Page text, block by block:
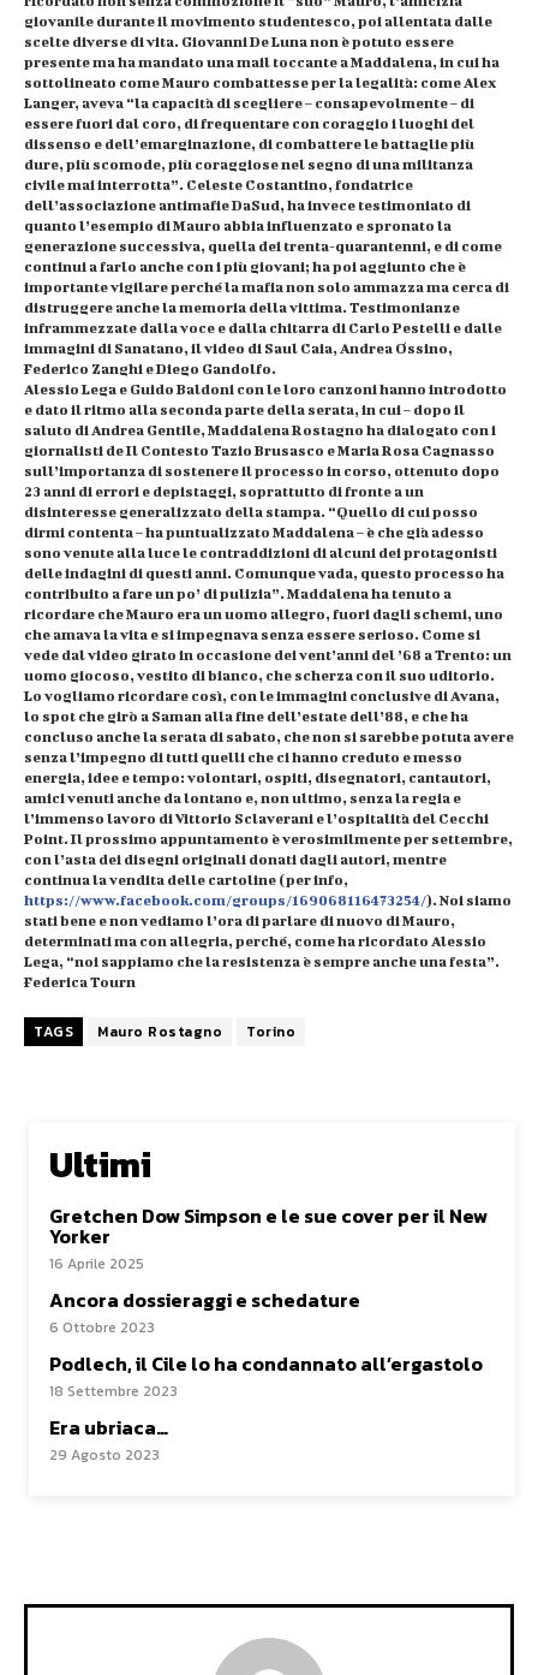
giovanile durante il movimento studentesco, poi allentata dalle
scelte diverse di vita. Giovanni De Luna non è potuto essere
presente ma ha mandato una mail toccante a Maddalena, in cui ha
sottolineato come Mauro combattesse per la legalità: come Alex
Langer, aveva “la capacità di scegliere – consapevolmente – di
essere fuori dal coro, di frequentare con coraggio i luoghi del
dissenso e dell’emarginazione, di combattere le battaglie più
dure, più scomode, più coraggiose nel segno di una militanza
civile mai interrotta”. Celeste Costantino, fondatrice
dell’associazione antimafie DaSud, ha invece testimoniato di
quanto l’esempio di Mauro abbia influenzato e spronato la
generazione successiva, quella dei trenta-quarantenni, e di come
continui a farlo anche con i più giovani; ha poi aggiunto che è
importante vigilare perché la mafia non solo ammazza ma cerca di
distruggere anche la memoria della vittima. Testimonianze
inframmezzate dalla voce e dalla chitarra di Carlo Pestelli e dalle
immagini di Sanatano, il video di Saul Caia, Andrea Ossino,
Federico Zanghi e Diego Gandolfo.
Alessio Lega e Guido Baldoni con le loro canzoni hanno introdotto
e dato il ritmo alla seconda parte della serata, in cui – dopo il
saluto di Andrea Gentile, Maddalena Rostagno ha dialogato con i
giornalisti de Il Contesto Tazio Brusasco e Maria Rosa Cagnasso
sull’importanza di sostenere il processo in corso, ottenuto dopo
23 anni di errori e depistaggi, soprattutto di fronte a un
disinteresse generalizzato della stampa. “Quello di cui posso
dirmi contenta – ha puntualizzato Maddalena – è che già adesso
sono venute alla luce le contraddizioni di alcuni dei protagonisti
delle indagini di questi anni. Comunque vada, questo processo ha
contribuito a fare un po’ di pulizia”. Maddalena ha tenuto a
ricordare che Mauro era un uomo allegro, fuori dagli schemi, uno
che amava la vita e si impegnava senza essere serioso. Come si
vede dal video girato in occasione dei vent’anni del ’68 a Trento: un
uomo giocoso, vestito di bianco, che scherza con il suo uditorio.
Lo vogliamo ricordare così, con le immagini conclusive di Avana,
lo spot che girò a Saman alla fine dell’estate dell’88, e che ha
concluso anche la serata di sabato, che non si sarebbe potuta avere
senza l’impegno di tutti quelli che ci hanno creduto e messo
energia, idee e tempo: volontari, ospiti, disegnatori, cantautori,
amici venuti anche da lontano e, non ultimo, senza la regia e
l’immenso lavoro di Vittorio Sclaverani e l’ospitalità del Cecchi
Point. Il prossimo appuntamento è verosimilmente per settembre,
con l’asta dei disegni originali donati dagli autori, mentre
continua la vendita delle cartoline (per info,
https://www.facebook.com/groups/169068116473254/). Noi siamo
stati bene e non vediamo l’ora di parlare di nuovo di Mauro,
determinati ma con allegria, perché, come ha ricordato Alessio
Lega, “noi sappiamo che la resistenza è sempre anche una festa”.
Federica Tourn
TAGS Mauro Rostagno Torino
Ultimi
Gretchen Dow Simpson e le sue cover per il New
Yorker
16 Aprile 2025
Ancora dossieraggi e schedature
6 Ottobre 2023
Podlech, il Cile lo ha condannato all’ergastolo
18 Settembre 2023
Era ubriaca…
29 Agosto 2023